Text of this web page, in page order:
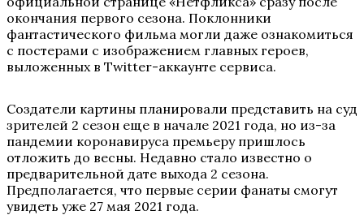
окончания первого сезона. Поклонники
фантастического фильма могли даже ознакомиться
с постерами с изображением главных героев,
выложенных в Twitter-аккаунте сервиса.
Создатели картины планировали представить на суд
зрителей 2 сезон еще в начале 2021 года, но из-за
пандемии коронавируса премьеру пришлось
отложить до весны. Недавно стало известно о
предварительной дате выхода 2 сезона.
Предполагается, что первые серии фанаты смогут
увидеть уже 27 мая 2021 года.